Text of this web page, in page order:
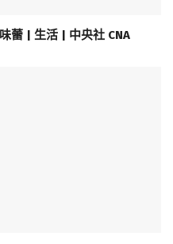
蕾 | 生活 | 中央社 CNA